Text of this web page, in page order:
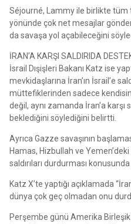
Séjourné, Lammy ile birlikte
yönünde çok net mesajlar
da savaşa yol açabileceğini
İRAN’A KARŞI SALDIRIDA
İsrail Dışişleri Bakanı Katz ise
mevkidaşlarına İran’ın İsrail’e
müttefiklerinden sadece
değil, aynı zamanda İran’a karşı
beklediğini söylediğini belirtti.
Ayrıca Gazze savaşının
Hamas, Hizbullah ve Yemen’deki
saldırıları durdurması konusunda
Katz X’te yaptığı açıklamada
dünya çok geç olmadan onu
Perşembe günü Amerika Birleşik